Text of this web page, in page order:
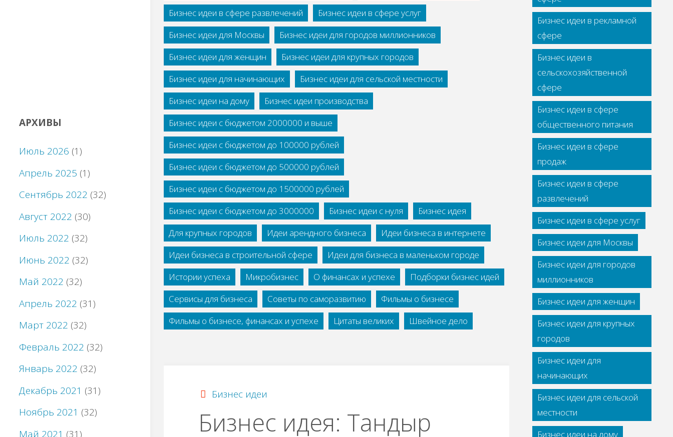
Бизнес идеи в сфере развлечений
Бизнес идеи в сфере услуг
Бизнес идеи для Москвы
Бизнес идеи для городов миллионников
Бизнес идеи для женщин
Бизнес идеи для крупных городов
Бизнес идеи для начинающих
Бизнес идеи для сельской местности
Бизнес идеи на дому
Бизнес идеи производства
Бизнес идеи с бюджетом 2000000 и выше
Бизнес идеи с бюджетом до 100000 рублей
Бизнес идеи с бюджетом до 500000 рублей
Бизнес идеи с бюджетом до 1500000 рублей
Бизнес идеи с бюджетом до 3000000
Бизнес идеи с нуля
Бизнес идея
Для крупных городов
Идеи арендного бизнеса
Идеи бизнеса в интернете
Идеи бизнеса в строительной сфере
Идеи для бизнеса в маленьком городе
Истории успеха
Микробизнес О финансах и успехе
Подборки бизнес идей
Сервисы для бизнеса
Советы по саморазвитию
Фильмы о бизнесе
Фильмы о бизнесе, финансах и успехе
Цитаты великих Швейное дело
Бизнес идеи
Бизнес идея: Тандыр
АРХИВЫ
Июль 2026 (1)
Апрель 2025 (1)
Сентябрь 2022 (32)
Август 2022 (30)
Июль 2022 (32)
Июнь 2022 (32)
Май 2022 (32)
Апрель 2022 (31)
Март 2022 (32)
Февраль 2022 (32)
Январь 2022 (32)
Декабрь 2021 (31)
Ноябрь 2021 (32)
Май 2021 (31)
Бизнес идеи в рекламной
сфере
Бизнес идеи в
сельскохозяйственной
сфере
Бизнес идеи в сфере
общественного питания
Бизнес идеи в сфере
продаж
Бизнес идеи в сфере
развлечений
Бизнес идеи в сфере услуг
Бизнес идеи для Москвы
Бизнес идеи для городов
миллионников
Бизнес идеи для женщин
Бизнес идеи для крупных
городов
Бизнес идеи для
начинающих
Бизнес идеи для сельской
местности
Бизнес идеи на дому